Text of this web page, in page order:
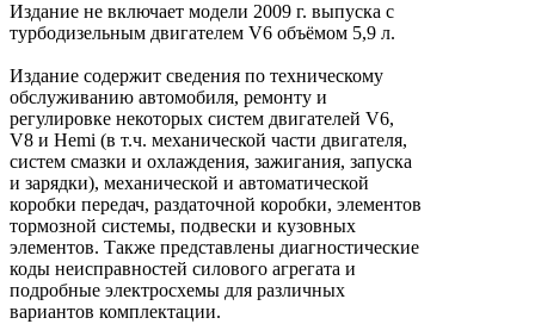
Издание не включает модели 2009 г. выпуска с
турбодизельным двигателем V6 объёмом 5,9 л.
Издание содержит сведения по техническому
обслуживанию автомобиля, ремонту и
регулировке некоторых систем двигателей V6,
V8 и Hemi (в т.ч. механической части двигателя,
систем смазки и охлаждения, зажигания, запуска
и зарядки), механической и автоматической
коробки передач, раздаточной коробки, элементов
тормозной системы, подвески и кузовных
элементов. Также представлены диагностические
коды неисправностей силового агрегата и
подробные электросхемы для различных
вариантов комплектации.